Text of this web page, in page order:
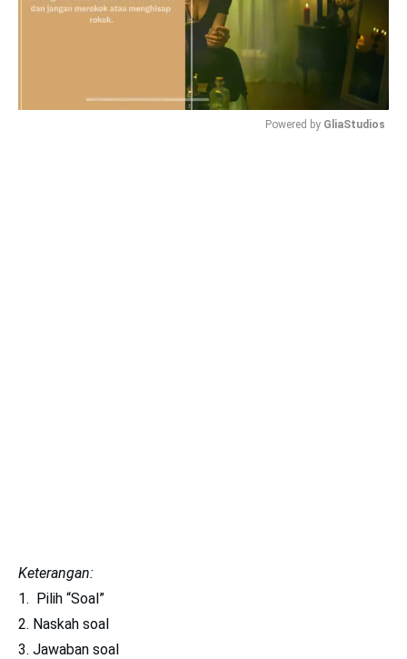
Powered by GliaStudios
Keterangan:
Pilih “Soal”
Naskah soal
Jawaban soal